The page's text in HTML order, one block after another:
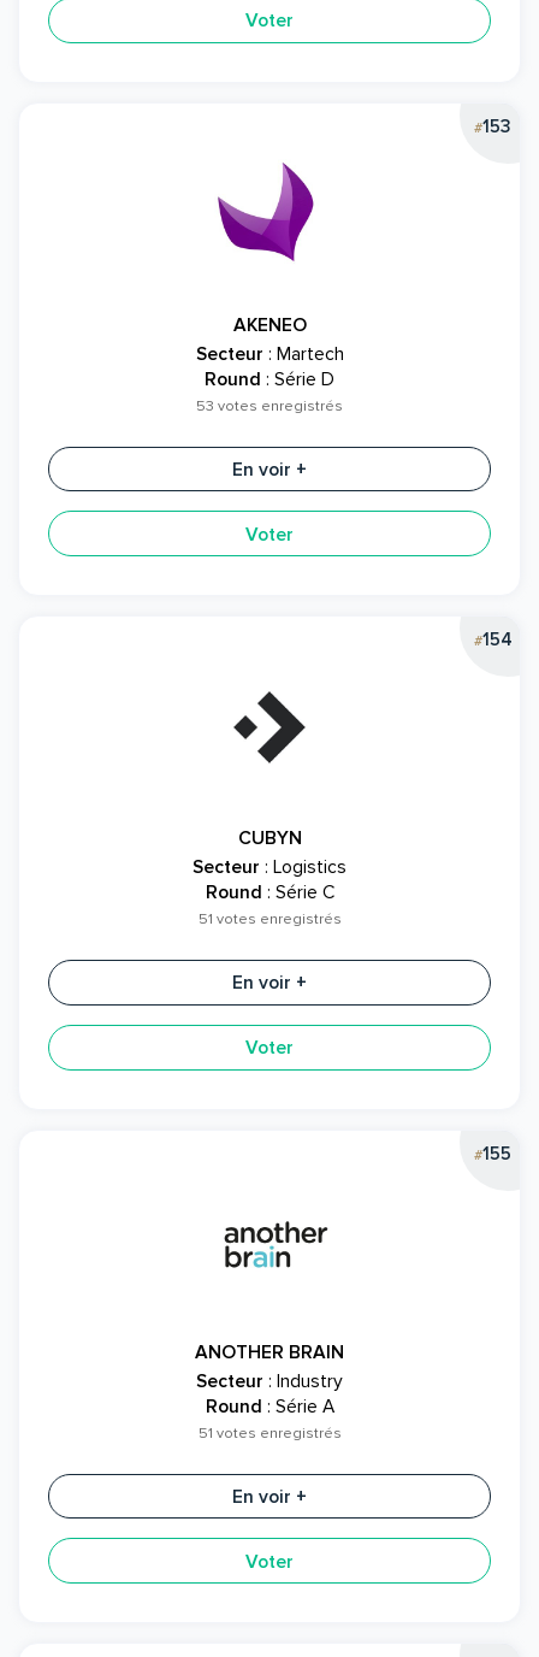
Voter
#153
AKENEO
Secteur : Martech
Round : Série D
53 votes enregistrés
En voir +
Voter
#154
CUBYN
Secteur : Logistics
Round : Série C
51 votes enregistrés
En voir +
Voter
#155
ANOTHER BRAIN
Secteur : Industry
Round : Série A
51 votes enregistrés
En voir +
Voter